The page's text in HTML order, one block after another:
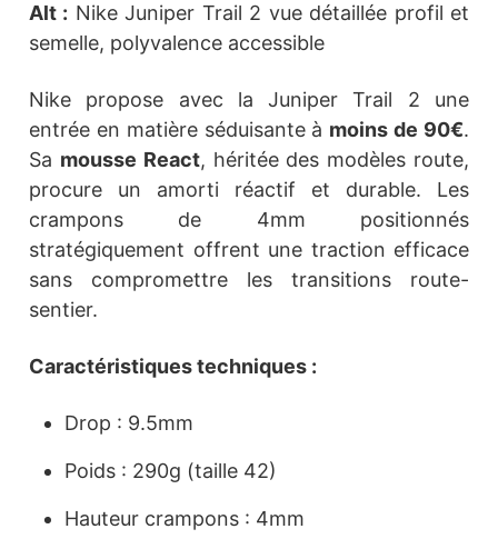
Alt : Nike Juniper Trail 2 vue détaillée profil et
semelle, polyvalence accessible
Nike propose avec la Juniper Trail 2 une
entrée en matière séduisante à moins de 90€.
Sa mousse React, héritée des modèles route,
procure un amorti réactif et durable. Les
crampons de 4mm positionnés
stratégiquement offrent une traction efficace
sans compromettre les transitions route-
sentier.
Caractéristiques techniques :
Drop : 9.5mm
Poids : 290g (taille 42)
Hauteur crampons : 4mm